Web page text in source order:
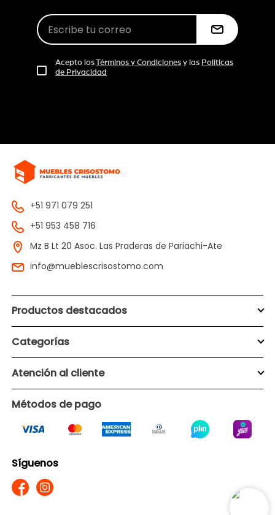
Acepto los Términos y Condiciones y las Políticas
de Privacidad
+51 971 079 251
+51 953 458 716
Mz B Lt 20 Asoc. Las Praderas de Pariachi-Ate
info@mueblescrisostomo.com
Productos destacados
Categorías
Atención al cliente
Métodos de pago